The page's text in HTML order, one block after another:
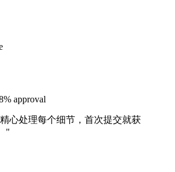
approval
心处理每个细节，首次提交就获
"